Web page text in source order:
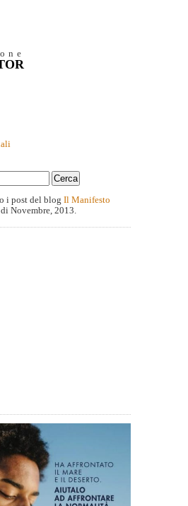
i post del blog Il Manifesto
Novembre, 2013.